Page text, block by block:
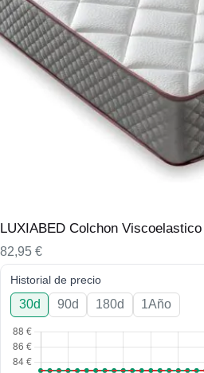
LUXIABED Colchon Viscoelastico
82,95 €
Historial de precio
30d 90d 180d 1Año